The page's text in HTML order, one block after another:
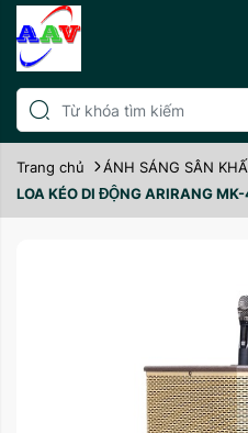
Trang chủ ÁNH SÁNG SÂN
LOA KÉO DI ĐỘNG ARIRANG